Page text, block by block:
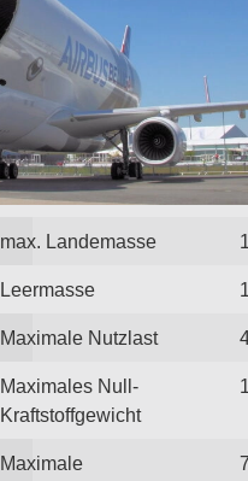
max. Landemasse
Leermasse
Maximale Nutzlast
Maximales Null-
Kraftstoffgewicht
Maximale